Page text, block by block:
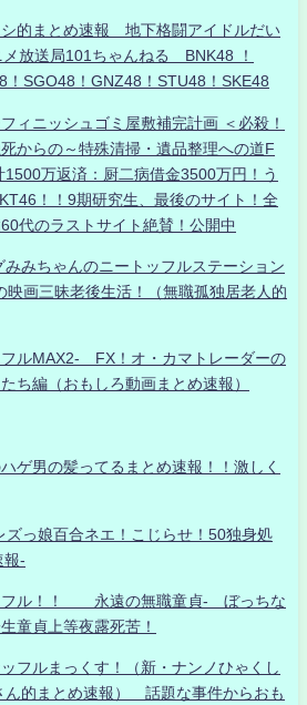
的まとめ速報 地下格闘アイドルだい
放送局101ちゃんねる BNK48 ！
！SGO48！GNZ48！STU48！SKE48
ィニッシュゴミ屋敷補完計画 ＜必殺！
からの～特殊清掃・遺品整理への道F
万返済：厨二病借金3500万円！う
！！9期研究生、最後のサイト！全
代のラストサイト絶賛！公開中
みちゃんのニートッフルステーション
映画三昧老後生活！（無職孤独居老人的
ルMAX2- FX！オ・カマトレーダーの
ち編（おもしろ動画まとめ速報）
ゲ男の髪ってるまとめ速報！！激しく
ズっ娘百合ネエ！こじらせ！50独身処
報-
フル！！ 永遠の無職童貞- ぼっちな
童貞上等夜露死苦！
フルまっくす！（新・ナンノひゃくし
ん的まとめ速報） 話題な事件からおも